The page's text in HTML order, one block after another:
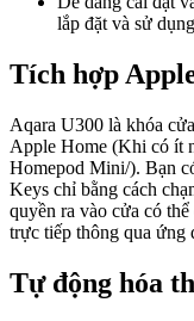
lắp đặt và sử dụng
Tích hợp
Aqara U300 là khóa
Apple Home (Khi có ít
Homepod Mini/). Bạn
Keys chỉ bằng cách
quyền ra vào cửa có
trực tiếp thông qua ứng
Tự động hóa